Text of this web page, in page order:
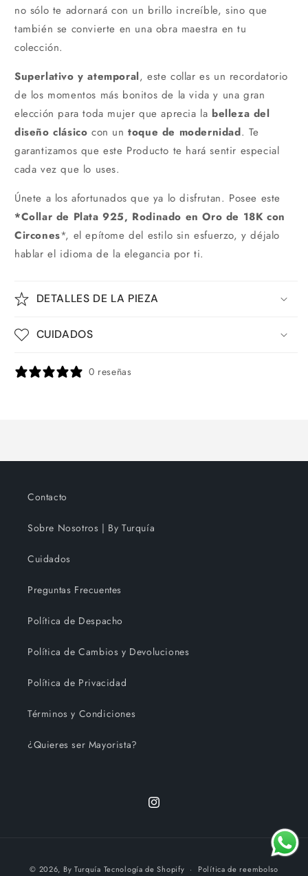
no sólo te adornará con un brillo increíble, sino que
también se convierte en una obra maestra en tu
colección.
Superlativo y atemporal, este collar es un recordatorio
de los momentos más bonitos de la vida y una gran
elección para toda mujer que aprecia la belleza del
diseño clásico con untoque de modernidad. Te
garantizamos que este Producto te hará sentir especial
cada vez que lo uses.
Únete a los afortunados que ya lo disfrutan. Posee este
*Collar de Plata 925, Rodinado en Oro de 18K con
Circones*, el epítome del estilo sin esfuerzo, y déjalo
hablar el idioma de la elegancia por ti.
DETALLES DE LA PIEZA
CUIDADOS
0 reseñas
Contacto
Sobre Nosotros | By Turquía
Cuidados
Preguntas Frecuentes
Política de Despacho
Política de Cambios y Devoluciones
Política de Privacidad
Términos y Condiciones
¿Quieres ser Mayorista?
Instagram
© 2026, By Turquía Tecnología de Shopify Política de reembolso